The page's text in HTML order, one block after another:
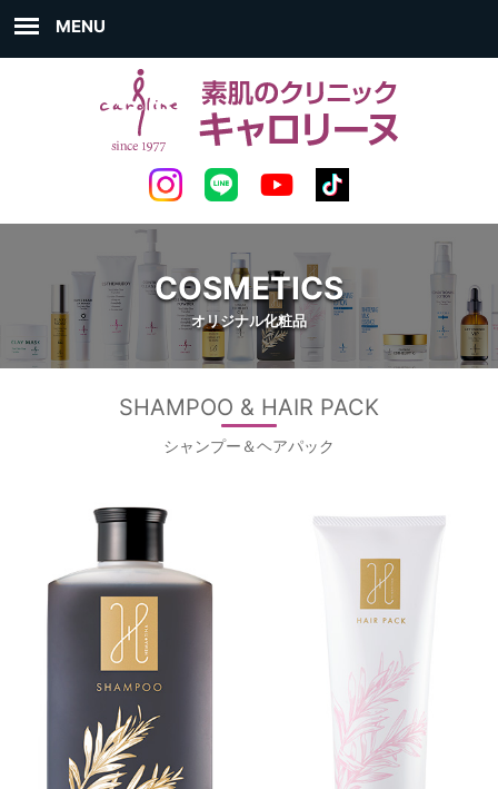
MENU
COSMETICS
オリジナル化粧品
SHAMPOO & HAIR PACK
シャンプー＆ヘアパック